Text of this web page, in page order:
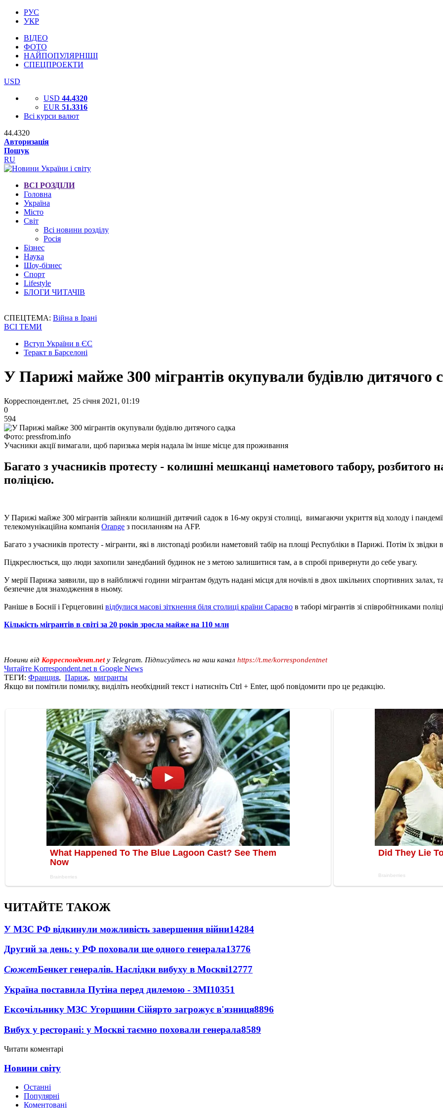
РУС
УКР
ВІДЕО
ФОТО
НАЙПОПУЛЯРНІШІ
СПЕЦПРОЕКТИ
USD
USD 44.4320
EUR 51.3316
Всі курси валют
44.4320
Авторизація
Пошук
RU
ВСІ РОЗДІЛИ
Головна
Україна
Місто
Світ
Всі новини розділу
Росія
Бізнес
Наука
Шоу-бізнес
Спорт
Lifestyle
БЛОГИ ЧИТАЧІВ
СПЕЦТЕМА: Війна в Ірані
ВСІ ТЕМИ
Вступ України в ЄС
Теракт в Барселоні
У Парижі майже 300 мігрантів окупували будівлю дитячого
Корреспондент.net, 25 січня 2021, 01:19
0
594
Фото: pressfrom.info
Учасники акції вимагали, щоб паризька мерія надала їм інше місце для проживання
Багато з учасників протесту - колишні мешканці наметового табору, розбитого
поліцією.
У Парижі майже 300 мігрантів зайняли колишній дитячий садок в 16-му окрузі столиці, вимагаючи укриття від холоду і
телекомунікаційна компанія Orange з посиланням на AFP.
Багато з учасників протесту - мігранти, які в листопаді розбили наметовий табір на площі Республіки в Парижі. Потім їх звідки
Підкреслюється, що люди захопили занедбаний будинок не з метою залишитися там, а в спробі привернути до себе увагу.
У мерії Парижа заявили, що в найближчі години мігрантам будуть надані місця для ночівлі в двох шкільних спортивних залах,
безпечне для знаходження в ньому.
Раніше в Боснії і Герцеговині відбулися масові зіткнення біля столиці країни Сараєво в таборі мігрантів зі співробітниками
Кількість мігрантів в світі за 20 років зросла майже на 110 млн
Новини від Корреспондент.netу Telegram. Підписуйтесь на наш канал https://t.me/korrespondentnet
Читайте Korrespondent.net в Google News
ТЕГИ: Франция, Париж, мигранты
Якщо ви помітили помилку, виділіть необхідний текст і натисніть Ctrl + Enter, щоб повідомити про це редакцію.
ЧИТАЙТЕ ТАКОЖ
У МЗС РФ відкинули можливість завершення війни14284
Другий за день: у РФ поховали ще одного генерала13776
СюжетБенкет генералів. Наслідки вибуху в Москві12777
Україна поставила Путіна перед дилемою - ЗМІ10351
Ексочільнику МЗС Угорщини Сійярто загрожує в'язниця8896
Вибух у ресторані: у Москві таємно поховали генерала8589
Читати коментарі
Новини світу
Останні
Популярні
Коментовані